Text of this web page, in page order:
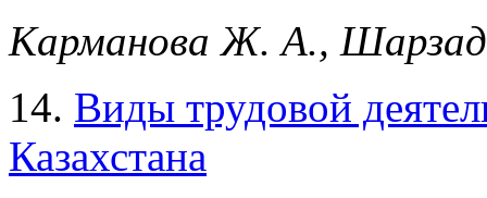
Карманова Ж. А.,
14. Виды трудовой
Казахстана